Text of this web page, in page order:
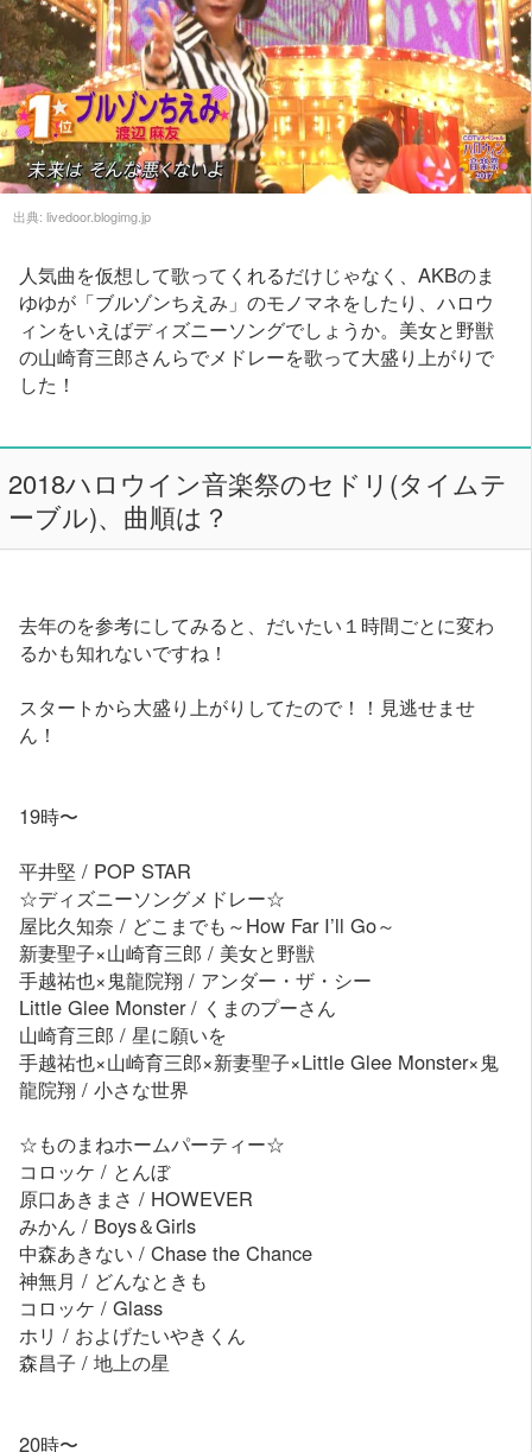
出典: livedoor.blogimg.jp
人気曲を仮想して歌ってくれるだけじゃなく、AKBのま
ゆゆが「ブルゾンちえみ」のモノマネをしたり、ハロウ
ィンをいえばディズニーソングでしょうか。美女と野獣
の山崎育三郎さんらでメドレーを歌って大盛り上がりで
した！
2018ハロウイン音楽祭のセドリ(タイムテ
ーブル)、曲順は？
去年のを参考にしてみると、だいたい１時間ごとに変わ
るかも知れないですね！
スタートから大盛り上がりしてたので！！見逃せませ
ん！
19時〜
平井堅 / POP STAR
☆ディズニーソングメドレー☆
屋比久知奈 / どこまでも～How Far I’ll Go～
新妻聖子×山崎育三郎 / 美女と野獣
手越祐也×鬼龍院翔 / アンダー・ザ・シー
Little Glee Monster / くまのプーさん
山崎育三郎 / 星に願いを
手越祐也×山崎育三郎×新妻聖子×Little Glee Monster×鬼
龍院翔 / 小さな世界
☆ものまねホームパーティー☆
コロッケ / とんぼ
原口あきまさ / HOWEVER
みかん / Boys＆Girls
中森あきない / Chase the Chance
神無月 / どんなときも
コロッケ / Glass
ホリ / およげたいやきくん
森昌子 / 地上の星
20時〜